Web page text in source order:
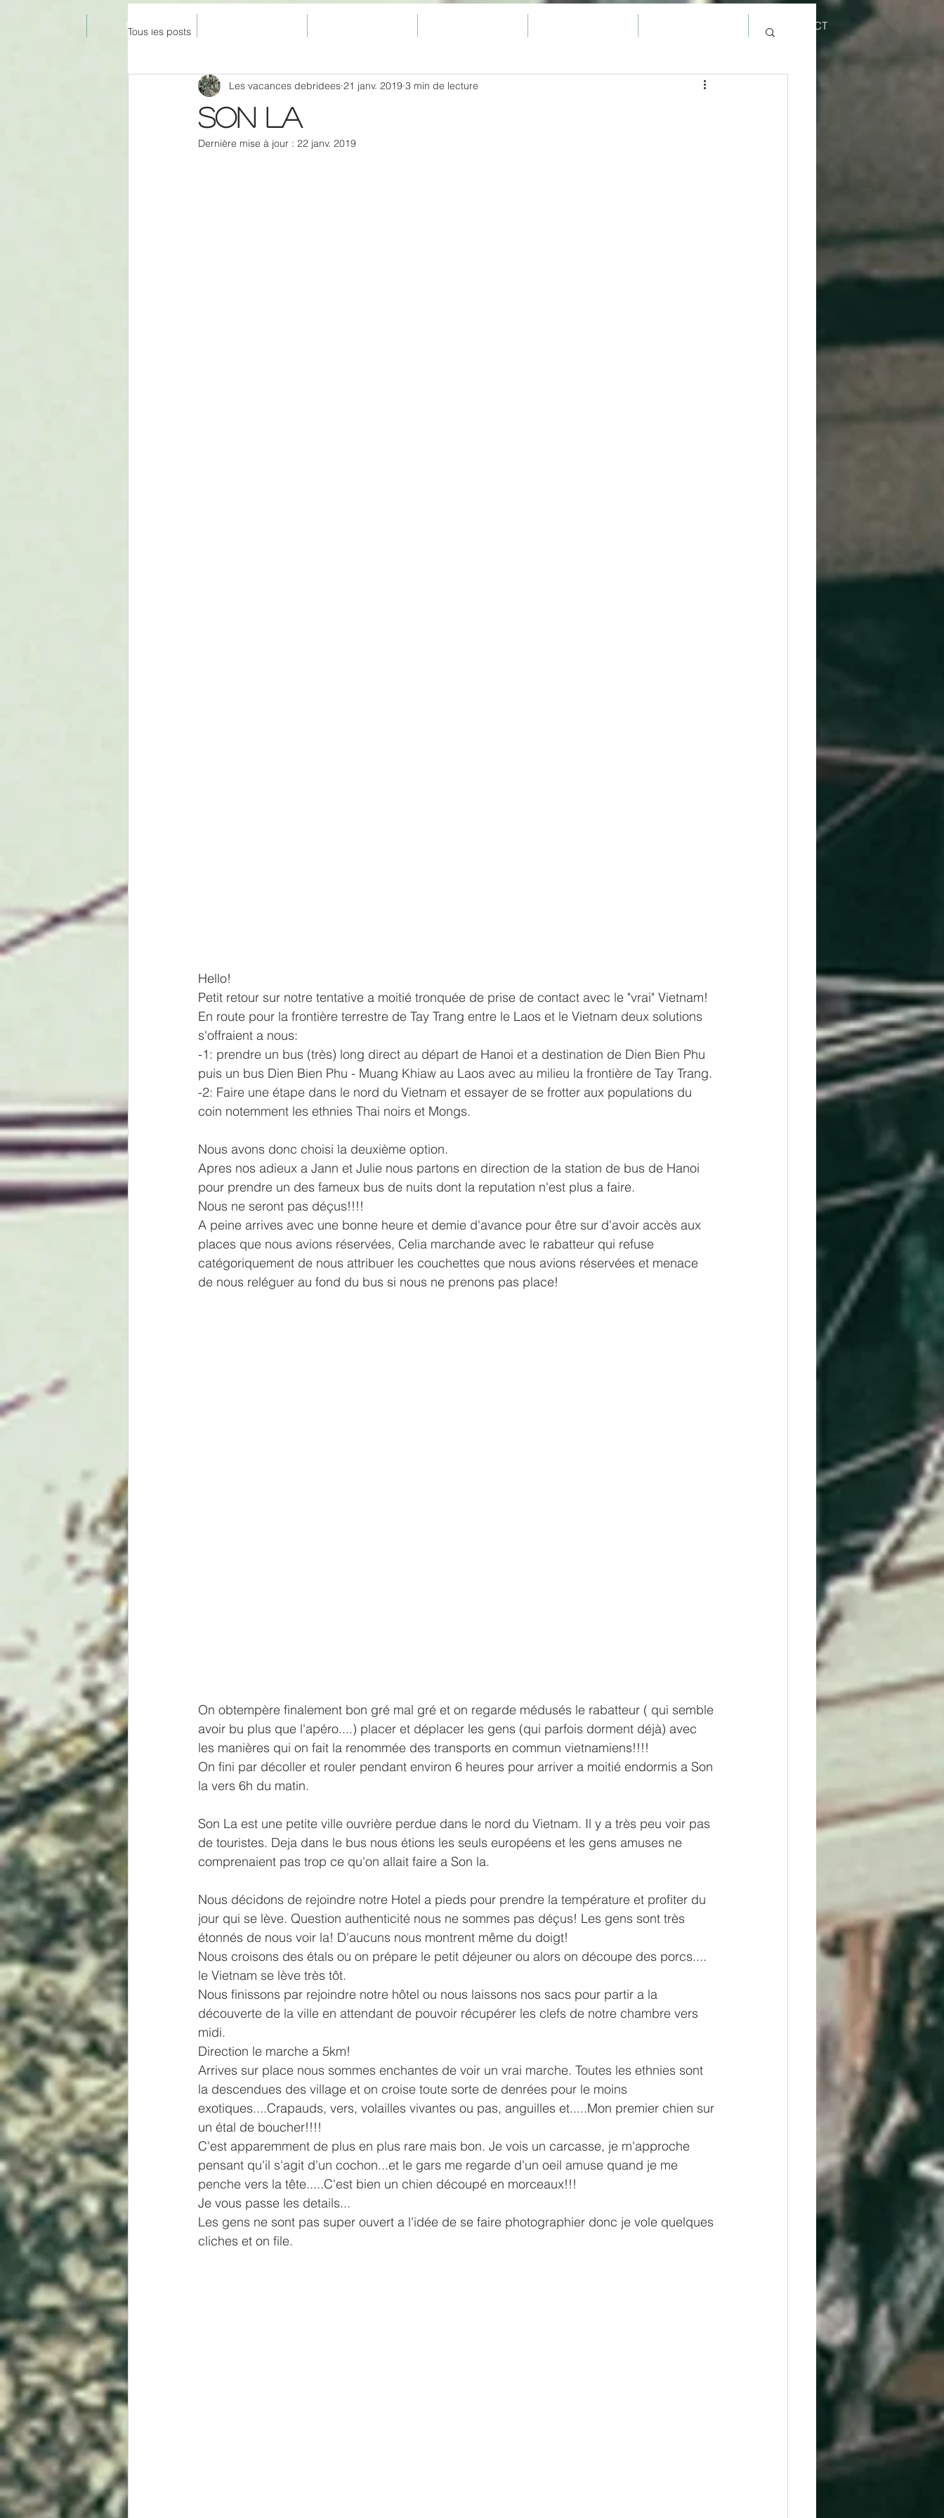
HOME CONTACT
Tous les posts
SON LA
Les vacances debridees 21 janv. 2019 3 min de lecture
Dernière mise à jour : 22 janv. 2019
Hello!
Petit retour sur notre tentative a moitié tronquée de prise de contact avec le "vrai" Vietnam!
En route pour la frontière terrestre de Tay Trang entre le Laos et le Vietnam deux solutions
s'offraient a nous:
-1: prendre un bus (très) long direct au départ de Hanoi et a destination de Dien Bien Phu
puis un bus Dien Bien Phu - Muang Khiaw au Laos avec au milieu la frontière de Tay Trang.
-2: Faire une étape dans le nord du Vietnam et essayer de se frotter aux populations du
coin notemment les ethnies Thai noirs et Mongs.
Nous avons donc choisi la deuxième option.
Apres nos adieux a Jann et Julie nous partons en direction de la station de bus de Hanoi
pour prendre un des fameux bus de nuits dont la reputation n'est plus a faire.
Nous ne seront pas déçus!!!!
A peine arrives avec une bonne heure et demie d'avance pour être sur d'avoir accès aux
places que nous avions réservées, Celia marchande avec le rabatteur qui refuse
catégoriquement de nous attribuer les couchettes que nous avions réservées et menace
de nous reléguer au fond du bus si nous ne prenons pas place!
On obtempère finalement bon gré mal gré et on regarde médusés le rabatteur ( qui semble
avoir bu plus que l'apéro....) placer et déplacer les gens (qui parfois dorment déjà) avec
les manières qui on fait la renommée des transports en commun vietnamiens!!!!
On fini par décoller et rouler pendant environ 6 heures pour arriver a moitié endormis a Son
la vers 6h du matin.
Son La est une petite ville ouvrière perdue dans le nord du Vietnam. Il y a très peu voir pas
de touristes. Deja dans le bus nous étions les seuls européens et les gens amuses ne
comprenaient pas trop ce qu'on allait faire a Son la.
Nous décidons de rejoindre notre Hotel a pieds pour prendre la température et profiter du
jour qui se lève. Question authenticité nous ne sommes pas déçus! Les gens sont très
étonnés de nous voir la! D'aucuns nous montrent même du doigt!
Nous croisons des étals ou on prépare le petit déjeuner ou alors on découpe des porcs....
le Vietnam se lève très tôt.
Nous finissons par rejoindre notre hôtel ou nous laissons nos sacs pour partir a la
découverte de la ville en attendant de pouvoir récupérer les clefs de notre chambre vers
midi.
Direction le marche a 5km!
Arrives sur place nous sommes enchantes de voir un vrai marche. Toutes les ethnies sont
la descendues des village et on croise toute sorte de denrées pour le moins
exotiques....Crapauds, vers, volailles vivantes ou pas, anguilles et.....Mon premier chien sur
un étal de boucher!!!!
C'est apparemment de plus en plus rare mais bon. Je vois un carcasse, je m'approche
pensant qu'il s'agit d'un cochon...et le gars me regarde d'un oeil amuse quand je me
penche vers la tête.....C'est bien un chien découpé en morceaux!!!
Je vous passe les details...
Les gens ne sont pas super ouvert a l'idée de se faire photographier donc je vole quelques
cliches et on file.